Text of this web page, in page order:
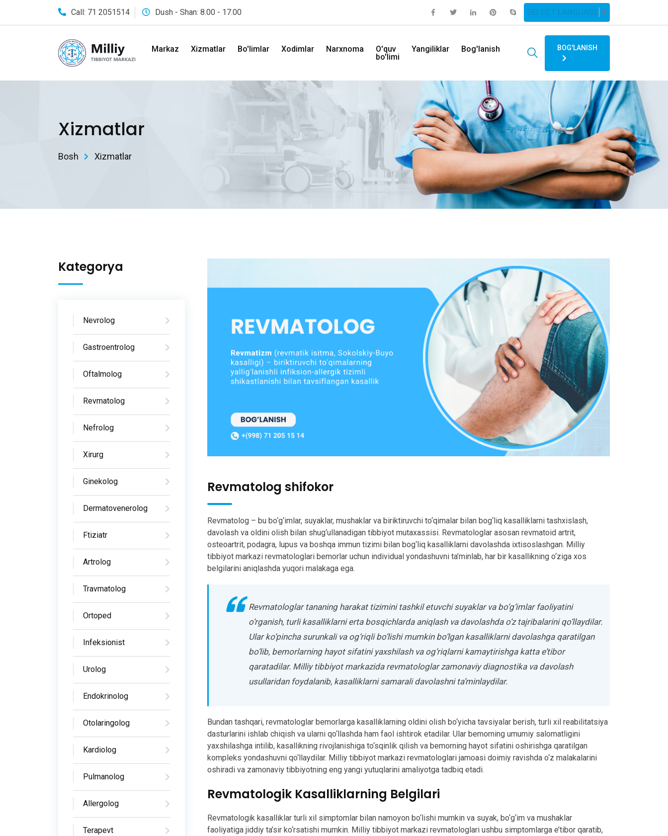
Call: 71 2051514 Dush - Shan: 8.00 - 17.00 SELECT LANGUAGE ▼
Markaz Xizmatlar Bo'limlar Xodimlar Narxnoma
O'quv
bo'limi
Yangiliklar Bog'lanish BOG'LANISH
Xizmatlar
Bosh Xizmatlar
Kategorya
Nevrolog
Gastroentrolog
Oftalmolog
Revmatolog
Nefrolog
Xirurg
Ginekolog
Dermatovenerolog
Ftiziatr
Artrolog
Travmatolog
Ortoped
Infeksionist
Urolog
Endokrinolog
Otolaringolog
Kardiolog
Pulmanolog
Allergolog
Terapevt
Revmatolog shifokor
Revmatolog – bu bo‘g‘imlar, suyaklar, mushaklar va biriktiruvchi to‘qimalar bilan bog‘liq kasalliklarni tashxislash,
davolash va oldini olish bilan shug‘ullanadigan tibbiyot mutaxassisi. Revmatologlar asosan revmatoid artrit,
osteoartrit, podagra, lupus va boshqa immun tizimi bilan bog‘liq kasalliklarni davolashda ixtisoslashgan. Milliy
tibbiyot markazi revmatologlari bemorlar uchun individual yondashuvni ta’minlab, har bir kasallikning o‘ziga xos
belgilarini aniqlashda yuqori malakaga ega.
Revmatologlar tananing harakat tizimini tashkil etuvchi suyaklar va bo‘g‘imlar faoliyatini
o‘rganish, turli kasalliklarni erta bosqichlarda aniqlash va davolashda o‘z tajribalarini qo‘llaydilar.
Ular ko‘pincha surunkali va og‘riqli bo‘lishi mumkin bo‘lgan kasalliklarni davolashga qaratilgan
bo‘lib, bemorlarning hayot sifatini yaxshilash va og‘riqlarni kamaytirishga katta e’tibor
qaratadilar. Milliy tibbiyot markazida revmatologlar zamonaviy diagnostika va davolash
usullaridan foydalanib, kasalliklarni samarali davolashni ta’minlaydilar.
Bundan tashqari, revmatologlar bemorlarga kasalliklarning oldini olish bo‘yicha tavsiyalar berish, turli xil reabilitatsiya
dasturlarini ishlab chiqish va ularni qo‘llashda ham faol ishtirok etadilar. Ular bemorning umumiy salomatligini
yaxshilashga intilib, kasallikning rivojlanishiga to‘sqinlik qilish va bemorning hayot sifatini oshirishga qaratilgan
kompleks yondashuvni qo‘llaydilar. Milliy tibbiyot markazi revmatologlari jamoasi doimiy ravishda o‘z malakalarini
oshiradi va zamonaviy tibbiyotning eng yangi yutuqlarini amaliyotga tadbiq etadi.
Revmatologik Kasalliklarning Belgilari
Revmatologik kasalliklar turli xil simptomlar bilan namoyon bo‘lishi mumkin va suyak, bo‘g‘im va mushaklar
faoliyatiga jiddiy ta’sir ko‘rsatishi mumkin. Milliy tibbiyot markazi revmatologlari ushbu simptomlarga e’tibor qaratib,